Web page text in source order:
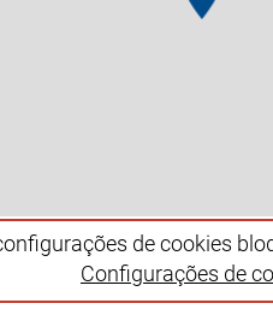
de cookies
Configurações de